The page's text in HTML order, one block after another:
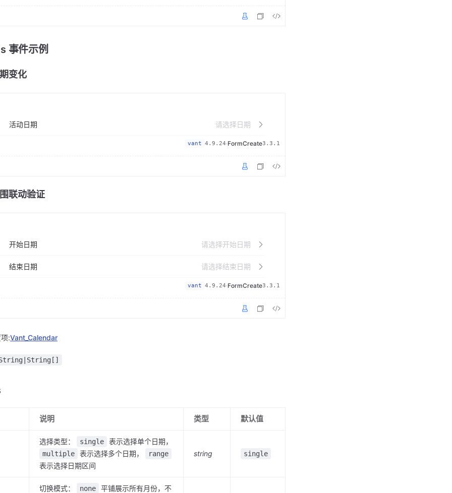
事件示例
变化
vant 4.9.24·FormCreate3.3.1
活动日期
联动验证
vant 4.9.24·FormCreate3.3.1
开始日期
结束日期
:Vant_Calendar
说明 类型 默认值
选择类型： single 表示选择单个日期，
multiple 表示选择多个日期， range
表示选择日期区间
string single
切换模式： none
平铺展示所有月份，不